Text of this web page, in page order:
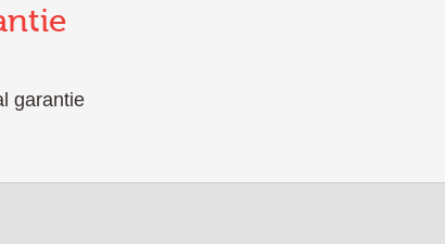
garantie